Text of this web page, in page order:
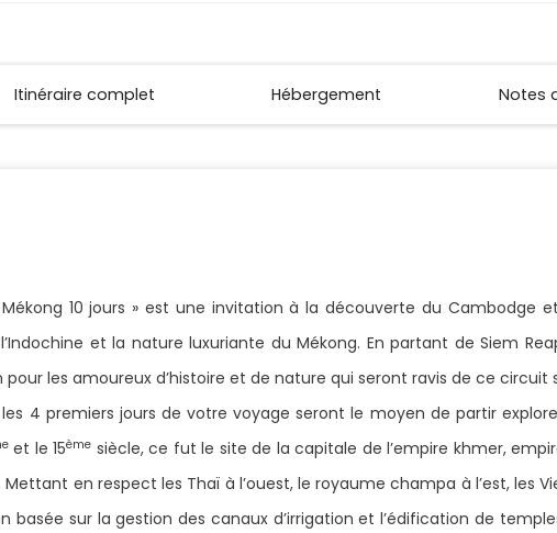
Itinéraire complet Hébergement Notes
10 jours » est une invitation à la découverte du Cambodge
et la nature luxuriante du Mékong. En partant de Siem
pour les amoureux d’histoire et de nature qui seront ravis de ce
4 premiers jours de votre voyage seront le moyen de partir
et le 15ème siècle, ce fut le site de la capitale de l’empire khmer,
en respect les Thaï à l’ouest, le royaume champa à l’est, les
basée sur la gestion des canaux d’irrigation et l’édification de